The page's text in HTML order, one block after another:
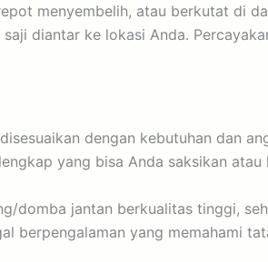
menyembelih, atau berkutat di
diantar ke lokasi Anda.
dengan kebutuhan dan
yang bisa Anda saksikan
domba jantan berkualitas tinggi,
berpengalaman yang memahami